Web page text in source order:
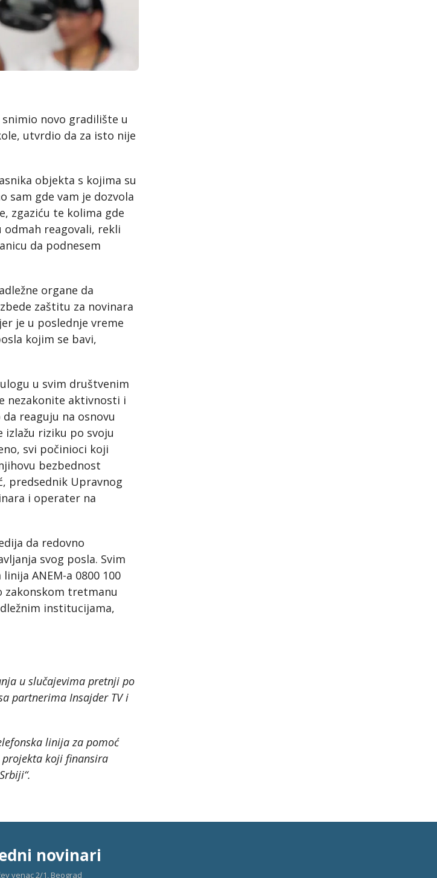
novo gradilište u
utvrdio da za isto nije
objekta s kojima su
sam gde vam je dozvola
zgaziću te kolima gde
reagovali, rekli
da podnesem
organe da
zaštitu za novinara
je u poslednje vreme
kojim se bavi,
u svim društvenim
nezakonite aktivnosti i
reaguju na osnovu
izlažu riziku po svoju
svi počinioci koji
bezbednost
predsednik Upravnog
i operater na
da redovno
svog posla. Svim
ANEM-a 0800 100
zakonskom tretmanu
institucijama,
u slučajevima pretnji po
partnerima Insajder TV i
linija za pomoć
koji finansira
novinari
venac 2/1, Beograd